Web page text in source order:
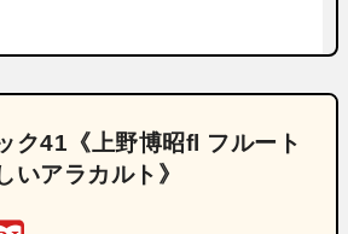
ク41《上野博昭fl フルート
いアラカルト》